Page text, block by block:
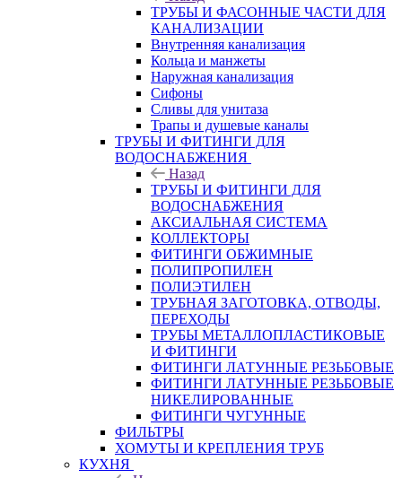
ТРУБЫ И ФАСОННЫЕ ЧАСТИ ДЛЯ
КАНАЛИЗАЦИИ
Внутренняя канализация
Кольца и манжеты
Наружная канализация
Сифоны
Сливы для унитаза
Трапы и душевые каналы
ТРУБЫ И ФИТИНГИ ДЛЯ
ВОДОСНАБЖЕНИЯ
Назад
ТРУБЫ И ФИТИНГИ ДЛЯ
ВОДОСНАБЖЕНИЯ
АКСИАЛЬНАЯ СИСТЕМА
КОЛЛЕКТОРЫ
ФИТИНГИ ОБЖИМНЫЕ
ПОЛИПРОПИЛЕН
ПОЛИЭТИЛЕН
ТРУБНАЯ ЗАГОТОВКА, ОТВОДЫ,
ПЕРЕХОДЫ
ТРУБЫ МЕТАЛЛОПЛАСТИКОВЫЕ
И ФИТИНГИ
ФИТИНГИ ЛАТУННЫЕ РЕЗЬБОВЫЕ
ФИТИНГИ ЛАТУННЫЕ РЕЗЬБОВЫЕ
НИКЕЛИРОВАННЫЕ
ФИТИНГИ ЧУГУННЫЕ
ФИЛЬТРЫ
ХОМУТЫ И КРЕПЛЕНИЯ ТРУБ
КУХНЯ